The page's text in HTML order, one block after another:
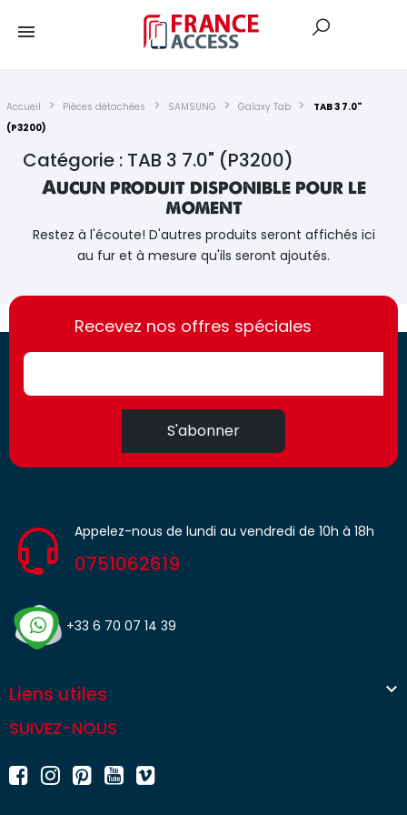
Accueil Pièces détachées SAMSUNG Galaxy Tab
TAB 3 7.0"
(P3200)
Catégorie : TAB 3 7.0" (P3200)
Aucun produit disponible pour le
moment
Restez à l'écoute! D'autres produits seront affichés ici
au fur et à mesure qu'ils seront ajoutés.
https://france-
access.fr
https://france-
access.fr
Recevez nos offres spéciales
S'abonner
Appelez-nous de lundi au vendredi de 10h à 18h
0751062619
+33 6 70 07 14 39
Liens utiles 
SUIVEZ-NOUS